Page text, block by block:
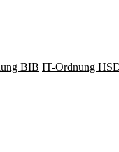
BIB IT-Ordnung